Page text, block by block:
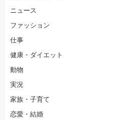
ニュース
ファッション
仕事
健康・ダイエット
動物
実況
家族・子育て
恋愛・結婚